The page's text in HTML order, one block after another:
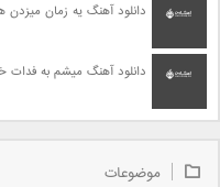
دانلود آهنگ یه زمان میزدن
دانلود آهنگ میشم به فدات
موضوعات